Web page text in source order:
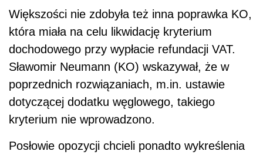
Większości nie zdobyła też inna poprawka KO,
która miała na celu likwidację kryterium
dochodowego przy wypłacie refundacji VAT.
Sławomir Neumann (KO) wskazywał, że w
poprzednich rozwiązaniach, m.in. ustawie
dotyczącej dodatku węglowego, takiego
kryterium nie wprowadzono.
Posłowie opozycji chcieli ponadto wykreślenia